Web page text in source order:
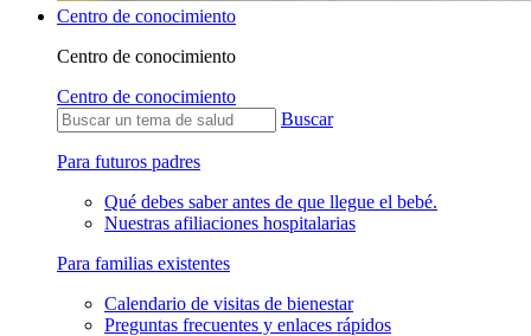
Centro de conocimiento
Centro de conocimiento
Centro de conocimiento
Buscar
Para futuros padres
Qué debes saber antes de que llegue el bebé.
Nuestras afiliaciones hospitalarias
Para familias existentes
Calendario de visitas de bienestar
Preguntas frecuentes y enlaces rápidos